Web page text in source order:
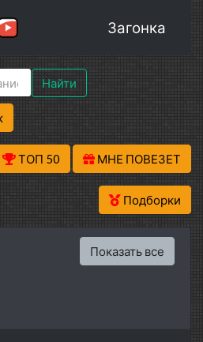
Загонка
Найти
ТОП 50 МНЕ ПОВЕЗЕТ
Подборки
Показать все